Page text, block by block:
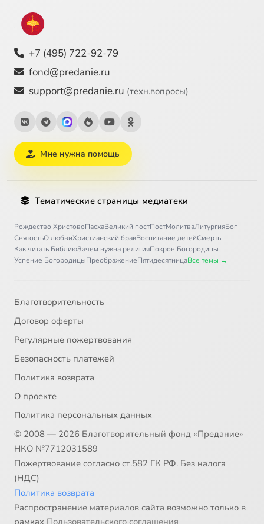
+7 (495) 722-92-79
fond@predanie.ru
support@predanie.ru (техн.вопросы)
Мне нужна помощь
Тематические страницы медиатеки
Рождество ХристовоПасхаВеликий постПостМолитваЛитургияБог
СвятостьО любвиХристианский бракВоспитание детейСмерть
Как читать БиблиюЗачем нужна религияПокров Богородицы
Успение БогородицыПреображениеПятидесятницаВсе темы →
Благотворительность
Договор оферты
Регулярные пожертвования
Безопасность платежей
Политика возврата
О проекте
Политика персональных данных
© 2008 — 2026 Благотворительный фонд «Предание»
НКО №7712031589
Пожертвование согласно ст.582 ГК РФ. Без налога
(НДС)
Политика возврата
Распространение материалов сайта возможно только в